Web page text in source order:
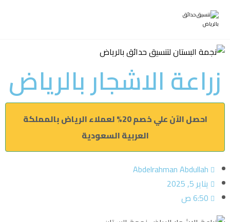
زراعة الاشجار بالرياض
احصل الآن علي خصم 20% لعملاء الرياض بالمملكة
العربية السعودية
Abdelrahman Abdullah
يناير 5, 2025
6:50 ص